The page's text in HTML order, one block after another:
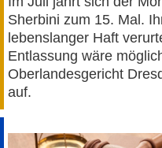
Sherbini zum 15. Mal.
lebenslanger Haft
Entlassung wäre
Oberlandesgericht
auf.